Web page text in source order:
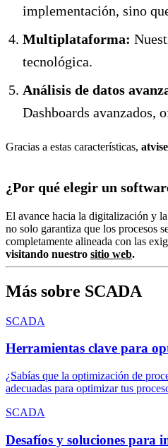
implementación, sino
Multiplataforma:
tecnológica.
Análisis de datos
Dashboards avanzados,
Gracias a estas características,
¿Por qué elegir un
El avance hacia la digitalización y
no solo garantiza que los procesos
completamente alineada con las
visitando nuestro sitio web.
Más sobre SCADA
SCADA
Herramientas clave para
¿Sabías que la optimización de
adecuadas para optimizar tus
SCADA
Desafíos y soluciones para